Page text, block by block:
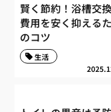
賢く節約！浴槽交
費用を安く抑える
のコツ
生活